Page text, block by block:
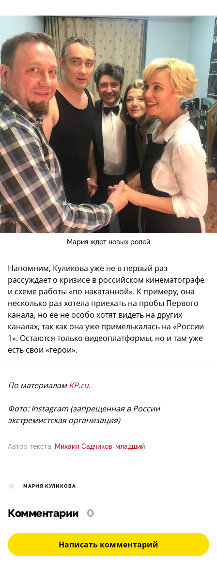
Мария ждет новых ролей
Напомним, Куликова уже не в первый раз
рассуждает о кризисе в российском кинематографе
и схеме работы «по накатанной». К примеру, она
несколько раз хотела приехать на пробы Первого
канала, но ее не особо хотят видеть на других
каналах, так как она уже примелькалась на «России
1». Остаются только видеоплатформы, но и там уже
есть свои «герои».
По материаламKP.ru.
Фото: Instagram (запрещенная в России
экстремистская организация)
Автор текста: Михаил Садчиков-младший
МАРИЯ КУЛИКОВА
Комментарии 0
Написать комментарий